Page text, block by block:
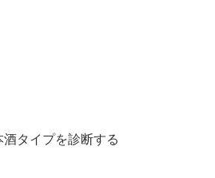
タイプを診断する